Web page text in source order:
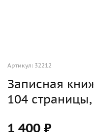
Артикул: 32212
Записная
104
1 400 ₽